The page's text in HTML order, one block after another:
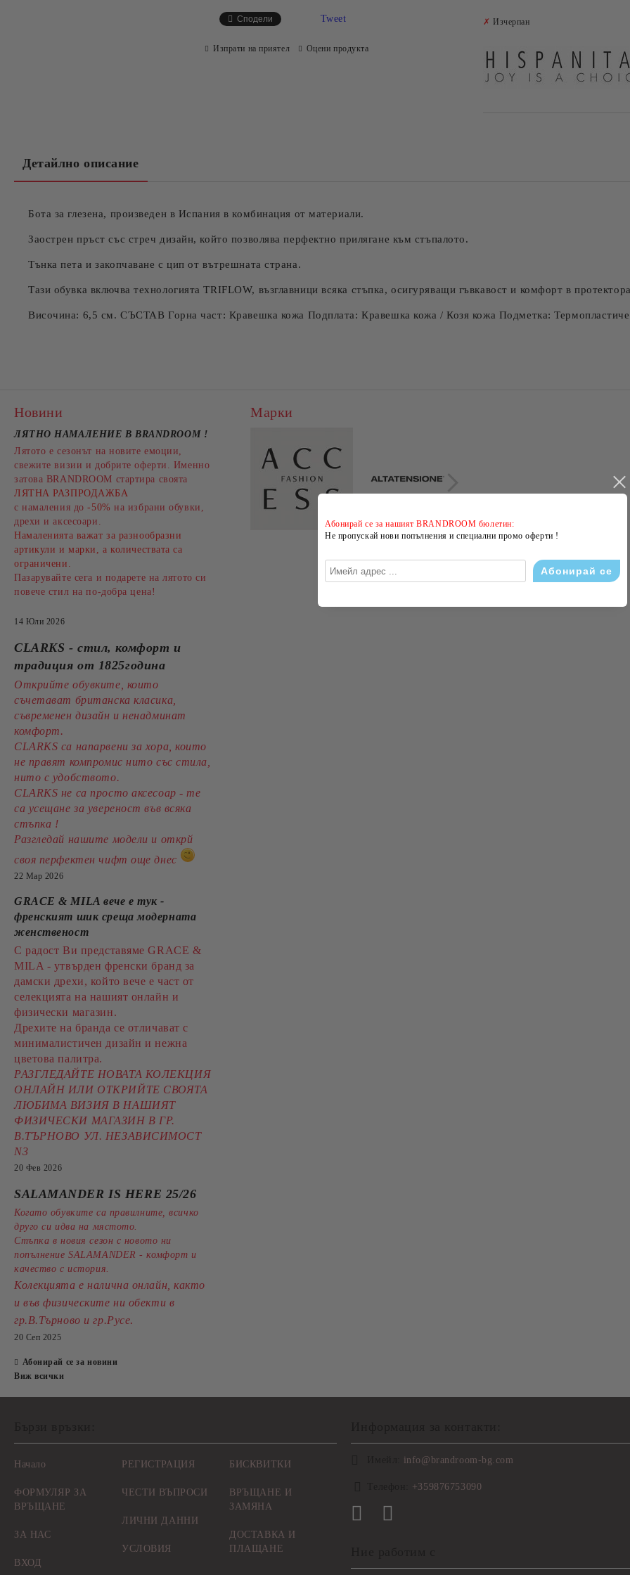
✗ Изчерпан
Сподели Tweet
Изпрати на приятел Оцени продукта
Детайлно описание
Бота за глезена, произведен в Испания в комбинация от материали.
Заострен пръст със стреч дизайн, който позволява перфектно прилягане към стъпалото.
Тънка пета и закопчаване с цип от вътрешната страна.
Тази обувка включва технологията TRIFLOW, възглавници всяка стъпка, осигуряващи гъвкавост и комфорт в
Височина: 6,5 см. СЪСТАВ Горна част: Кравешка кожа Подплата: Кравешка кожа / Козя кожа Подметка:
Новини
ЛЯТНО НАМАЛЕНИЕ В BRANDROOM !
Лятото е сезонът на новите емоции,
свежите визии и добрите оферти. Именно
затова BRANDROOM стартира своята
ЛЯТНА РАЗПРОДАЖБА
с намаления до -50% на избрани обувки,
дрехи и аксесоари.
Намаленията важат за разнообразни
артикули и марки, а количествата са
ограничени.
Пазарувайте сега и подарете на лятото си
повече стил на по-добра цена!
14 Юли 2026
CLARKS - стил, комфорт и
традиция от 1825година
Открийте обувките, които
съчетават британска класика,
съвременен дизайн и ненадминат
комфорт.
CLARKS са напарвени за хора, които
не правят компромис нито със стила,
нито с удобството.
CLARKS не са просто аксесоар - те
са усещане за увереност във всяка
стъпка !
Разгледай нашите модели и открй
своя перфектен чифт още днес
22 Мар 2026
GRACE & MILA вече е тук -
френският шик среща модерната
женственост
С радост Ви представяме GRACE &
MILA - утвърден френски бранд за
дамски дрехи, който вече е част от
селекцията на нашият онлайн и
физически магазин.
Дрехите на бранда се отличават с
минималистичен дизайн и нежна
цветова палитра.
РАЗГЛЕДАЙТЕ НОВАТА КОЛЕКЦИЯ
ОНЛАЙН ИЛИ ОТКРИЙТЕ СВОЯТА
ЛЮБИМА ВИЗИЯ В НАШИЯТ
ФИЗИЧЕСКИ МАГАЗИН В ГР.
В.ТЪРНОВО УЛ. НЕЗАВИСИМОСТ
N3
20 Фев 2026
SALAMANDER IS HERE 25/26
Когато обувките са правилните, всичко
друго си идва на мястото.
Стъпка в новия сезон с новото ни
попълнение SALAMANDER - комфорт и
качество с история.
Колекцията е налична онлайн, както
и във физическите ни обекти в
гр.В.Търново и гр.Русе.
20 Сеп 2025
Абонирай се за новини
Виж всички
Марки
Начало
ФОРМУЛЯР ЗА
ВРЪЩАНЕ
ЗА НАС
ВХОД
РЕГИСТРАЦИЯ
ЧЕСТИ ВЪПРОСИ
ЛИЧНИ ДАННИ
УСЛОВИЯ
БИСКВИТКИ
ВРЪЩАНЕ И
ЗАМЯНА
ДОСТАВКА И
ПЛАЩАНЕ
info@brandroom-bg.com
+359876753090
Абонирай се за нашият BRANDROOM бюлетин:
Не пропускай нови попълнения и специални промо оферти !